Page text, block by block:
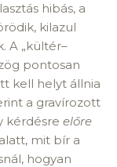
hibás, a
kilazul
A „kültér–
pontosan
kell helyt állnia
a gravírozott
kérdésre előre
mit bír a
hogyan